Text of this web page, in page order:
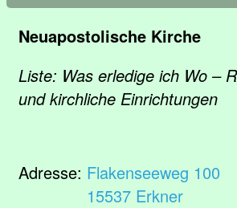
Neuapostolische Kirche
Liste: Was erledige ich Wo –
und kirchliche Einrichtungen
Adresse: Flakenseeweg 100
15537 Erkner